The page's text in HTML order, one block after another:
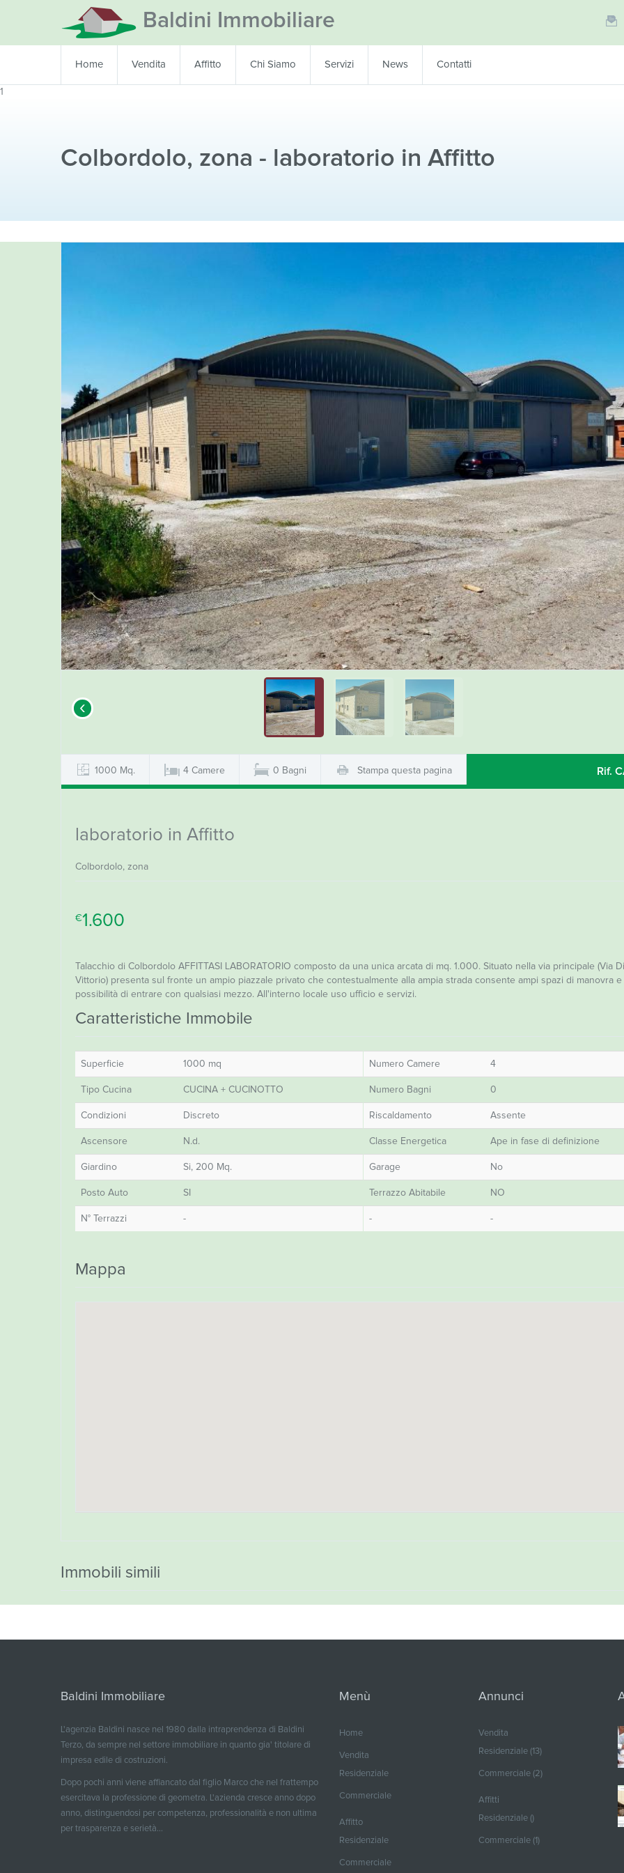
Baldini Immobiliare
Home Vendita Affitto Chi Siamo Servizi News Contatti
1
Colbordolo, zona - laboratorio in Affitto
‹
1000 Mq. 4 Camere 0 Bagni Stampa questa pagina Rif.
laboratorio in Affitto
Colbordolo, zona
€1.600
Talacchio di Colbordolo AFFITTASI LABORATORIO composto da una unica arcata di mq. 1.000. Situato nella via principale (Via Di
Vittorio) presenta sul fronte un ampio piazzale privato che contestualmente alla ampia strada consente ampi spazi di manovra e
possibilità di entrare con qualsiasi mezzo. All'interno locale uso ufficio e servizi.
Caratteristiche Immobile
Superficie 1000 mq
Tipo Cucina CUCINA + CUCINOTTO
Condizioni Discreto
Ascensore N.d.
Giardino Si, 200 Mq.
Posto Auto SI
N° Terrazzi -
Numero Camere 4
Numero Bagni 0
Riscaldamento Assente
Classe Energetica Ape in fase di definizione
Garage No
Terrazzo Abitabile NO
- -
Mappa
Immobili simili
Baldini Immobiliare
L'agenzia Baldini nasce nel 1980 dalla intraprendenza di Baldini
Terzo, da sempre nel settore immobiliare in quanto gia' titolare di
impresa edile di costruzioni.
Dopo pochi anni viene affiancato dal figlio Marco che nel frattempo
esercitava la professione di geometra. L'azienda cresce anno dopo
anno, distinguendosi per competenza, professionalità e non ultima
per trasparenza e serietà...
Menù
Home
Vendita
Residenziale
Commerciale
Affitto
Residenziale
Commerciale
Annunci
Vendita
Residenziale (13)
Commerciale (2)
Affitti
Residenziale ()
Commerciale (1)